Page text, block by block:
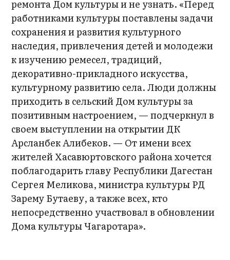
ремонта Дом культуры и не узнать. «Перед
работниками культуры поставлены задачи
сохранения и развития культурного
наследия, привлечения детей и молодежи
к изучению ремесел, традиций,
декоративно-прикладного искусства,
культурному развитию села. Люди должны
приходить в сельский Дом культуры за
позитивным настроением, — подчеркнул в
своем выступлении на открытии ДК
Арсланбек Алибеков. — От имени всех
жителей Хасавюртовского района хочется
поблагодарить главу Республики Дагестан
Сергея Меликова, министра культуры РД
Зарему Бутаеву, а также всех, кто
непосредственно участвовал в обновлении
Дома культуры Чагаротара».